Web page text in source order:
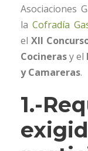
Asociaciones
la Cofradía
el XII
Cocinerasy el
y Camareras.
1.-